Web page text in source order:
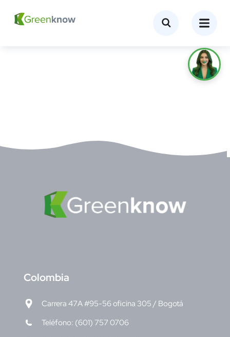
Colombia
Carrera 47A #95-56 oficina 305 / Bogotá
Teléfono: (601) 757 0706